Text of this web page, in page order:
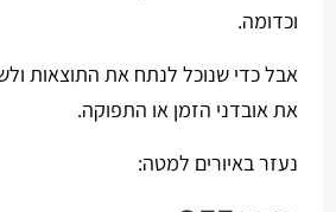
וכדומה.
אבל כדי שנוכל לנתח את התוצאות
את אובדני הזמן או התפוקה.
נעזר באיורים למטה: